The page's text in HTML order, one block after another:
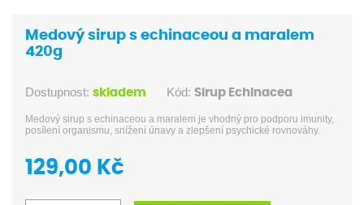
Medový sirup s echinaceou a maralem
420g
Dostupnost:skladem Kód: Sirup Echinacea
Medový sirup s echinaceou a maralem je vhodný pro podporu imunity,
posílení organismu, snížení únavy a zlepšení psychické rovnováhy.
129,00 Kč